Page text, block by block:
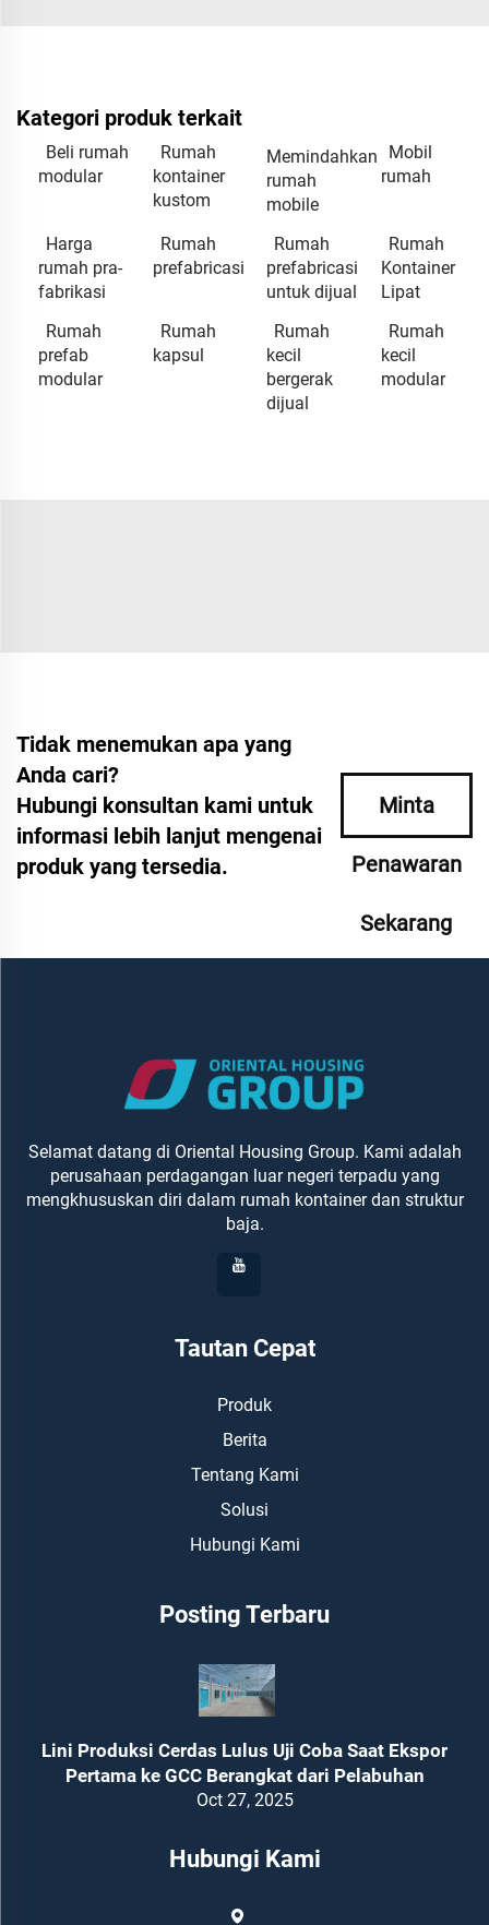
Kategori produk terkait
Beli rumah
modular
Rumah
kontainer
kustom
Memindahkan
rumah
mobile
Mobil
rumah
Harga
rumah pra-
fabrikasi
Rumah
prefabricasi
Rumah
prefabricasi
untuk dijual
Rumah
Kontainer
Lipat
Rumah
prefab
modular
Rumah
kapsul
Rumah
kecil
bergerak
dijual
Rumah
kecil
modular
Tidak menemukan apa yang
Anda cari?
Hubungi konsultan kami untuk
informasi lebih lanjut mengenai
produk yang tersedia.
Minta
Penawaran
Sekarang
Selamat datang di Oriental Housing Group. Kami adalah
perusahaan perdagangan luar negeri terpadu yang
mengkhususkan diri dalam rumah kontainer dan struktur
baja.
Tautan Cepat
Produk
Berita
Tentang Kami
Solusi
Hubungi Kami
Posting Terbaru
Lini Produksi Cerdas Lulus Uji Coba Saat Ekspor
Pertama ke GCC Berangkat dari Pelabuhan
Oct 27, 2025
Hubungi Kami